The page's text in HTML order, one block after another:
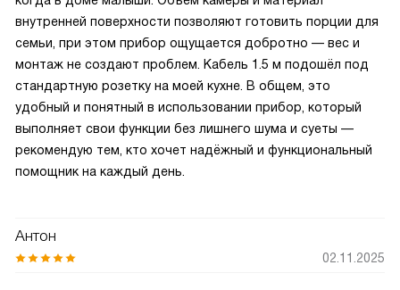
внутренней поверхности позволяют готовить порции для
семьи, при этом прибор ощущается добротно — вес и
монтаж не создают проблем. Кабель 1.5 м подошёл под
стандартную розетку на моей кухне. В общем, это
удобный и понятный в использовании прибор, который
выполняет свои функции без лишнего шума и суеты —
рекомендую тем, кто хочет надёжный и функциональный
помощник на каждый день.
Антон
02.11.2025